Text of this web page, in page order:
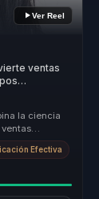
Ver Reel
ventas
la ciencia
Efectiva